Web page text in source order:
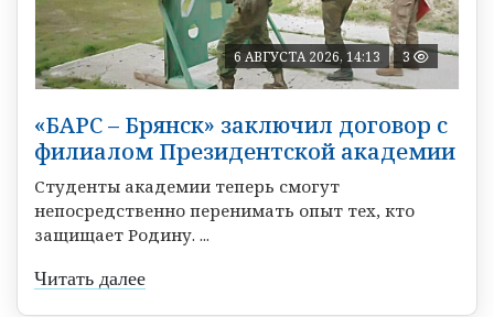
6 АВГУСТА 2026, 14:13 3
«БАРС – Брянск» заключил договор с
филиалом Президентской академии
Студенты академии теперь смогут
непосредственно перенимать опыт тех, кто
защищает Родину. ...
Читать далее